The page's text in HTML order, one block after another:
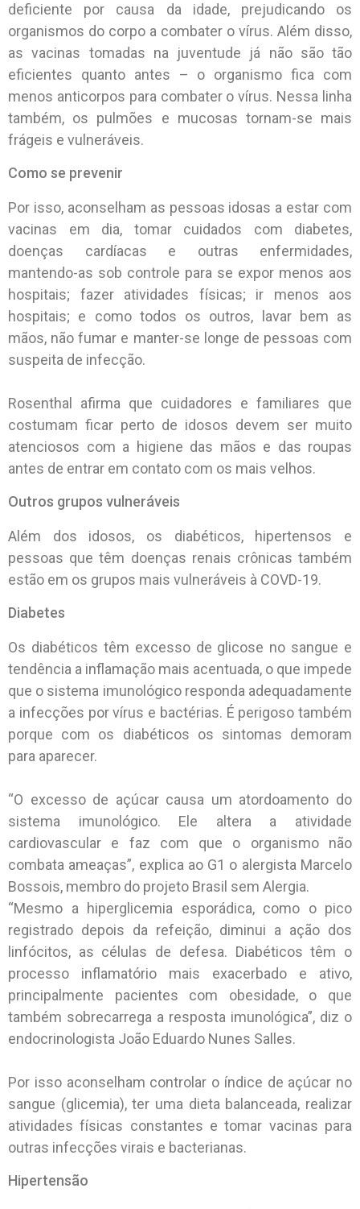
deficiente por causa da idade, prejudicando os
organismos do corpo a combater o vírus. Além disso,
as vacinas tomadas na juventude já não são tão
eficientes quanto antes – o organismo fica com
menos anticorpos para combater o vírus. Nessa linha
também, os pulmões e mucosas tornam-se mais
frágeis e vulneráveis.
Como se prevenir
Por isso, aconselham as pessoas idosas a estar com
vacinas em dia, tomar cuidados com diabetes,
doenças cardíacas e outras enfermidades,
mantendo-as sob controle para se expor menos aos
hospitais; fazer atividades físicas; ir menos aos
hospitais; e como todos os outros, lavar bem as
mãos, não fumar e manter-se longe de pessoas com
suspeita de infecção.
Rosenthal afirma que cuidadores e familiares que
costumam ficar perto de idosos devem ser muito
atenciosos com a higiene das mãos e das roupas
antes de entrar em contato com os mais velhos.
Outros grupos vulneráveis
Além dos idosos, os diabéticos, hipertensos e
pessoas que têm doenças renais crônicas também
estão em os grupos mais vulneráveis à COVD-19.
Diabetes
Os diabéticos têm excesso de glicose no sangue e
tendência a inflamação mais acentuada, o que impede
que o sistema imunológico responda adequadamente
a infecções por vírus e bactérias. É perigoso também
porque com os diabéticos os sintomas demoram
para aparecer.
“O excesso de açúcar causa um atordoamento do
sistema imunológico. Ele altera a atividade
cardiovascular e faz com que o organismo não
combata ameaças”, explica ao G1 o alergista Marcelo
Bossois, membro do projeto Brasil sem Alergia.
“Mesmo a hiperglicemia esporádica, como o pico
registrado depois da refeição, diminui a ação dos
linfócitos, as células de defesa. Diabéticos têm o
processo inflamatório mais exacerbado e ativo,
principalmente pacientes com obesidade, o que
também sobrecarrega a resposta imunológica”, diz o
endocrinologista João Eduardo Nunes Salles.
Por isso aconselham controlar o índice de açúcar no
sangue (glicemia), ter uma dieta balanceada, realizar
atividades físicas constantes e tomar vacinas para
outras infecções virais e bacterianas.
Hipertensão